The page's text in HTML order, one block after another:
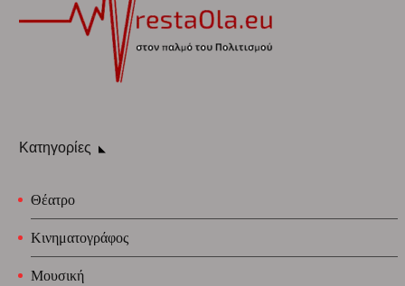
Κατηγορίες
Θέατρο
Κινηματογράφος
Μουσική